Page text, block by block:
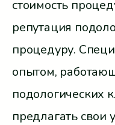
стоимость
репутация
процедуру.
опытом,
подологических
предлагать свои